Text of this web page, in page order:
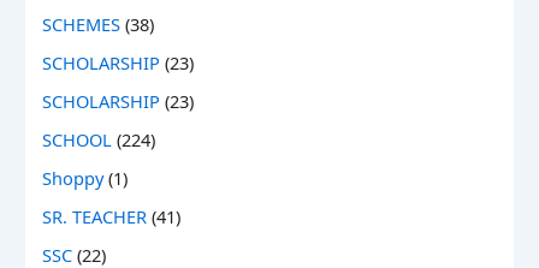
SCHEMES (38)
SCHOLARSHIP (23)
SCHOLARSHIP (23)
SCHOOL (224)
Shoppy(1)
SR. TEACHER (41)
SSC (22)